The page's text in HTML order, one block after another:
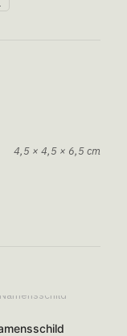
4,5 × 4,5 × 6,5 cm